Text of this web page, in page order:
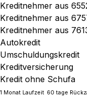
Kreditnehmer aus
Kreditnehmer aus
Kreditnehmer aus
Autokredit
Umschuldungskredit
Kreditversicherung
Kredit ohne Schufa
1 Monat Laufzeit 60 tage